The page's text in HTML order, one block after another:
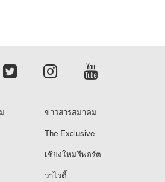
ข่าวสารสมาคม
The Exclusive
เชียงใหม่รีพอร์ต
วาไรตี้